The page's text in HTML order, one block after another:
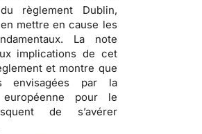
du règlement Dublin,
en mettre en cause les
La note
implications de cet
et montre que
envisagées par la
européenne pour le
de s’avérer